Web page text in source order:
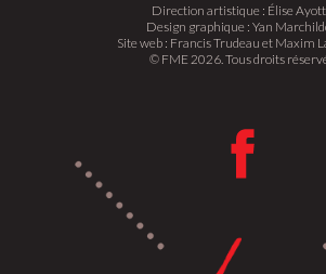
Direction artistique : Élise
Design graphique : Yan
Site web : Francis Trudeau et Maxim
© FME 2026. Tous droits